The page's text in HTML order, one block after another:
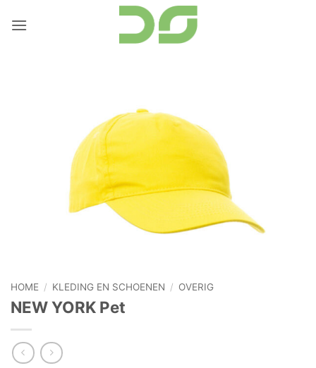
naar
HOME / KLEDING EN SCHOENEN / OVERIG
NEW YORK Pet